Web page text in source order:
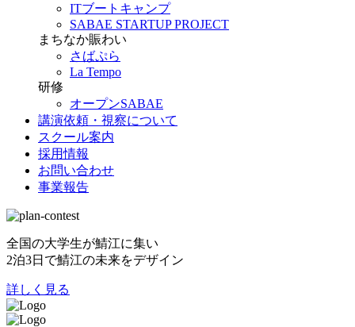
ITブートキャンプ
SABAE STARTUP PROJECT
まちなか賑わい
さばぷら
La Tempo
研修
オープンSABAE
講演依頼・視察について
スクール案内
採用情報
お問い合わせ
事業報告
全国の大学生が鯖江に集い
2泊3日で鯖江の未来をデザイン
詳しく見る